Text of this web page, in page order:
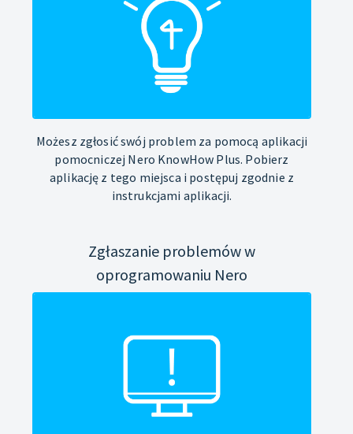
Możesz zgłosić swój problem za pomocą aplikacji
pomocniczej Nero KnowHow Plus. Pobierz
aplikację z tego miejsca i postępuj zgodnie z
instrukcjami aplikacji.
Zgłaszanie problemów w
oprogramowaniu Nero